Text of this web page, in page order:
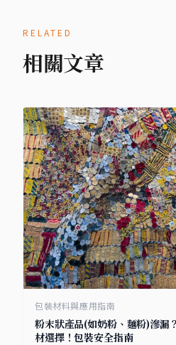
RELATED
相關文章
包裝材料與應用指南
粉末狀產品(如奶粉、麵粉)滲漏
材選擇！包裝安全指南